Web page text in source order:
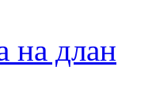
на длан